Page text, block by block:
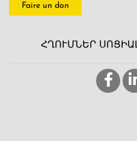
Faire un don
ՀՂՈՒՄՆԵՐ